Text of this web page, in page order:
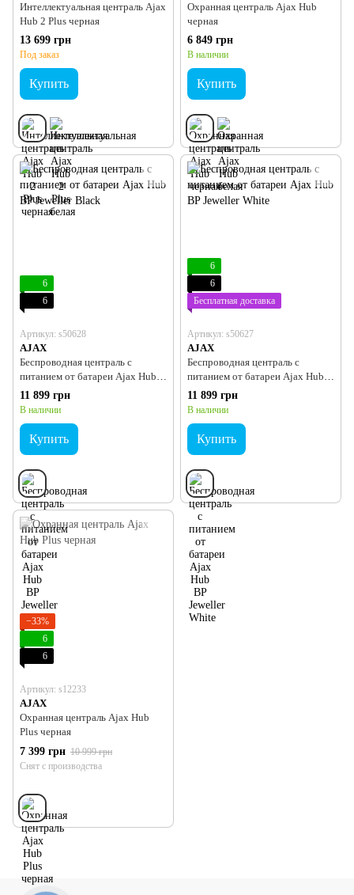
Интеллектуальная централь Ajax
Hub 2 Plus черная
13 699 грн
Под заказ
Купить
Охранная централь Ajax Hub
черная
6 849 грн
В наличии
Купить
6
6
Артикул: s50628
AJAX
Беспроводная централь с
питанием от батареи Ajax Hub
BP Jeweller Black
11 899 грн
В наличии
Купить
6
6
Бесплатная доставка
Артикул: s50627
AJAX
Беспроводная централь с
питанием от батареи Ajax Hub
BP Jeweller White
11 899 грн
В наличии
Купить
−33%
6
6
Артикул: s12233
AJAX
Охранная централь Ajax Hub
Plus черная
7 399 грн 10 999 грн
Снят с производства